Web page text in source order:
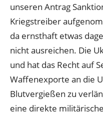
unseren Antrag
Kriegstreiber
da ernsthaft etwas
nicht ausreichen. Die
und hat das Recht auf
Waffenexporte an die
Blutvergießen zu
eine direkte